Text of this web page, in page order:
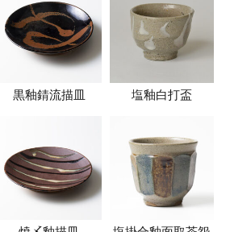
黒釉錆流描皿 塩釉白打盃